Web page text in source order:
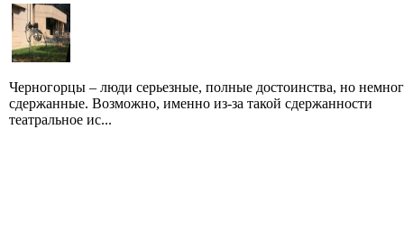
Черногорцы – люди серьезные, полные достоинства, но
сдержанные. Возможно, именно из-за такой сдержанности
театральное ис...